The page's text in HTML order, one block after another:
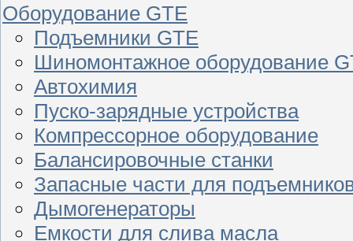
Оборудование GTE
Подъемники GTE
Шиномонтажное оборудование
Автохимия
Пуско-зарядные устройства
Компрессорное оборудование
Балансировочные станки
Запасные части для
Дымогенераторы
Емкости для слива масла